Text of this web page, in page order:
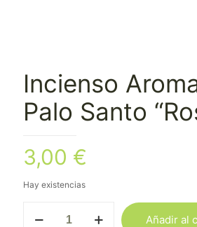
Incienso
Palo Santo
3,00 €
Hay existencias
Aromanza
Añadir al